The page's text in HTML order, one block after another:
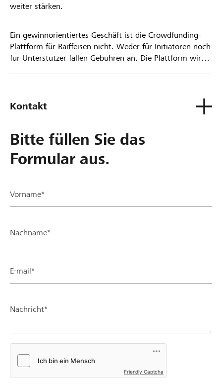
weiter stärken.
Ein gewinnorientiertes Geschäft ist die Crowdfunding-
Plattform für Raiffeisen nicht. Weder für Initiatoren noch
für Unterstützer fallen Gebühren an. Die Plattform wird
Kontakt
Bitte füllen Sie das
Formular aus.
Vorname*
Nachname*
E-mail*
Nachricht*
Friendly Captcha